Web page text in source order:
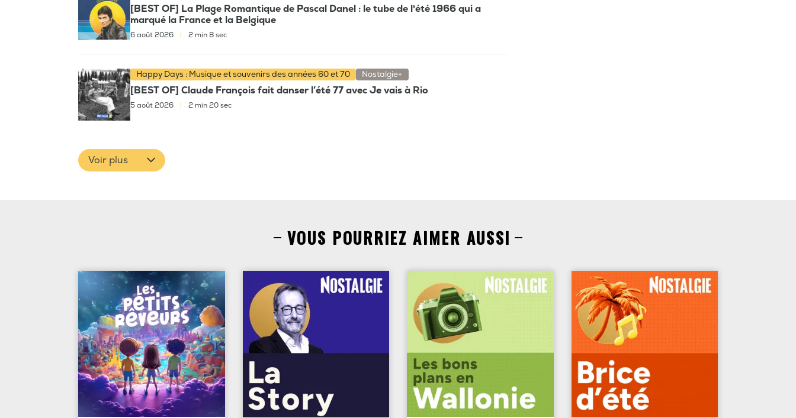
[BEST OF] La Plage Romantique de Pascal Danel : le tube de l'été 1966 qui a
marqué la France et la Belgique
6 août 2026 2 min 8 sec
Happy Days : Musique et souvenirs des années 60 et 70 Nostalgie+
[BEST OF] Claude François fait danser l’été 77 avec Je vais à Rio
5 août 2026 2 min 20 sec
Voir plus
VOUS POURRIEZ AIMER AUSSI